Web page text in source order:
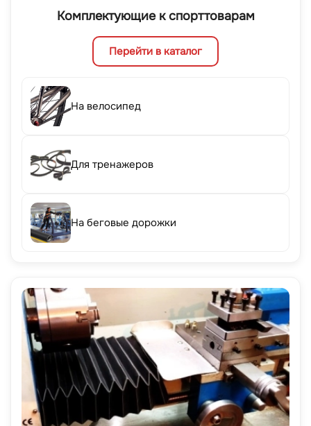
Комплектующие к спорттоварам
Перейти в каталог
На велосипед
Для тренажеров
На беговые дорожки